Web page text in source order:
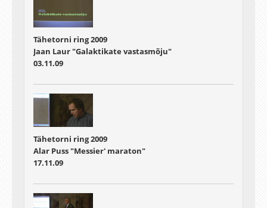
Tähetorni ring 2009
Jaan Laur "Galaktikate vastasmõju"
03.11.09
Tähetorni ring 2009
Alar Puss "Messier' maraton"
17.11.09